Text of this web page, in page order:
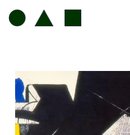
ANTONIO